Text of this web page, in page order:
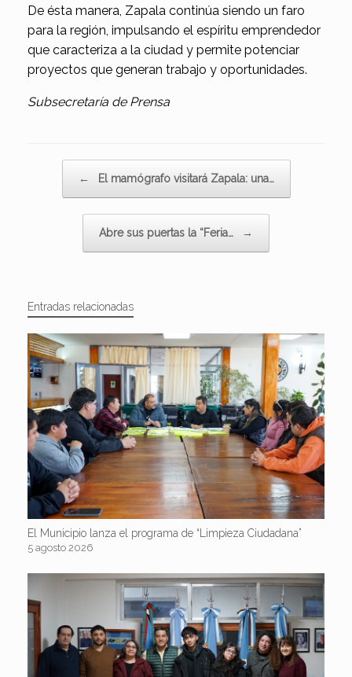
De ésta manera, Zapala continúa siendo un faro
para la región, impulsando el espíritu emprendedor
que caracteriza a la ciudad y permite potenciar
proyectos que generan trabajo y oportunidades.
Subsecretaría de Prensa
← El mamógrafo visitará Zapala: una…
Abre sus puertas la “Feria… →
Entradas relacionadas
El Municipio lanza el programa de “Limpieza Ciudadana”
5 agosto 2026